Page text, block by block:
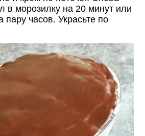
в морозилку на 20 минут или
пару часов. Украсьте по